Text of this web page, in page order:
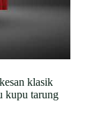
klasik
kupu tarung